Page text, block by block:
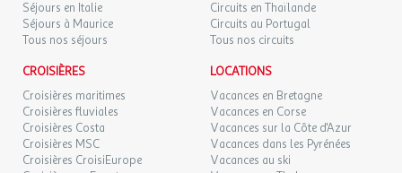
Informations importantes
Modification gratuite ou annulation avec remboursement à
applicables.
Adresse
MAR.
25 67 €
26
AOÛT
67 €
au lieu de
Retour le
27/08/2026
JEU.
27 67 €/pers.
au lieu de
Séjours en Italie
Séjours à Maurice
Tous nos séjours
Circuits en Thaïlande
Circuits au Portugal
Tous nos circuits
CROISIÈRES
Croisières maritimes
Croisières fluviales
Croisières Costa
Croisières MSC
Croisières CroisiEurope
LOCATIONS
Vacances en Bretagne
Vacances en Corse
Vacances sur la Côte d'Azur
Vacances dans les Pyrénées
Vacances au ski